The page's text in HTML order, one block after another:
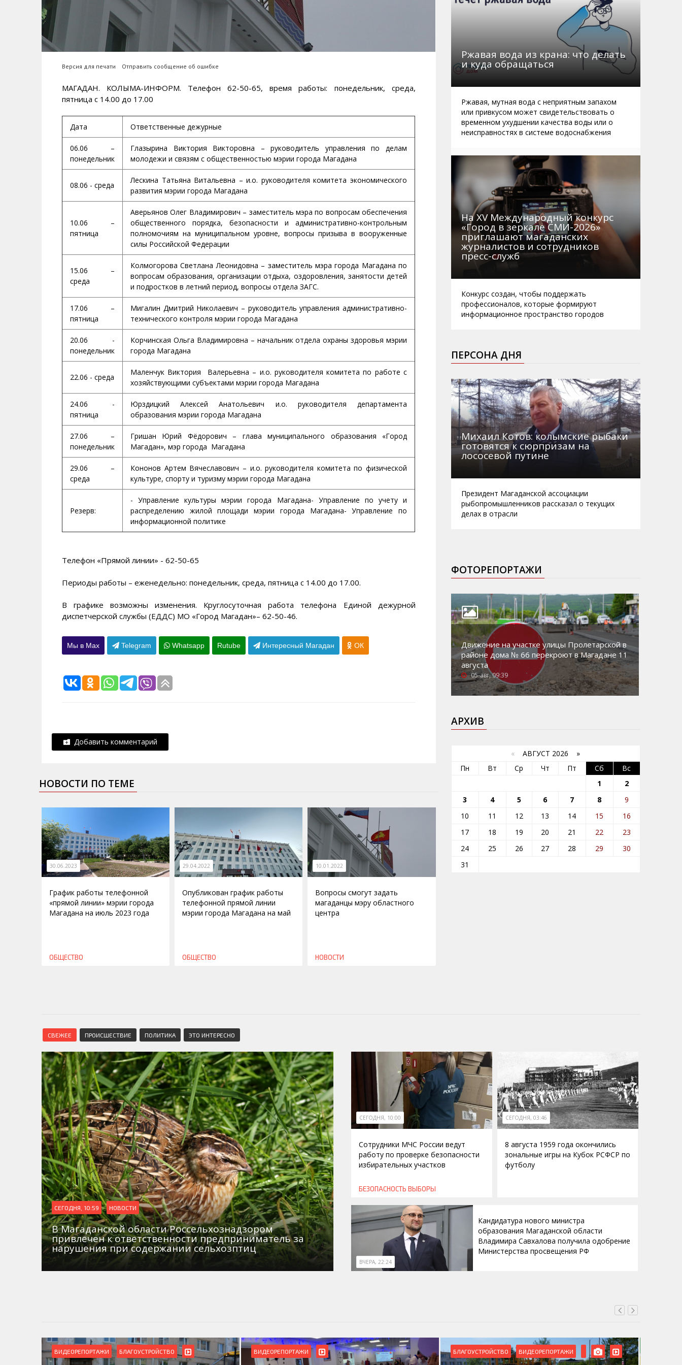
Версия для печати Отправить сообщение об ошибке
МАГАДАН. КОЛЫМА-ИНФОРМ. Телефон 62-50-65, время работы: понедельник, среда,
пятница с 14.00 до 17.00
Дата Ответственные дежурные
06.06 –
понедельник
Глазырина Виктория Викторовна – руководитель управления по делам
молодежи и связям с общественностью мэрии города Магадана
08.06 - среда
Лескина Татьяна Витальевна – и.о. руководителя комитета экономического
развития мэрии города Магадана
10.06 –
пятница
Аверьянов Олег Владимирович – заместитель мэра по вопросам обеспечения
общественного порядка, безопасности и административно-контрольным
полномочиям на муниципальном уровне, вопросы призыва в вооруженные
силы Российской Федерации
15.06 –
среда
Колмогорова Светлана Леонидовна – заместитель мэра города Магадана по
вопросам образования, организации отдыха, оздоровления, занятости детей
и подростков в летний период, вопросы отдела ЗАГС.
17.06 –
пятница
Мигалин Дмитрий Николаевич – руководитель управления административно-
технического контроля мэрии города Магадана
20.06 -
понедельник
Корчинская Ольга Владимировна – начальник отдела охраны здоровья мэрии
города Магадана
22.06 - среда
Маленчук Виктория Валерьевна – и.о. руководителя комитета по работе с
хозяйствующими субъектами мэрии города Магадана
24.06 -
пятница
Юрздицкий Алексей Анатольевич и.о. руководителя департамента
образования мэрии города Магадана
27.06 –
понедельник
Гришан Юрий Фёдорович – глава муниципального образования «Город
Магадан», мэр города Магадана
29.06 –
среда
Кононов Артем Вячеславович – и.о. руководителя комитета по физической
культуре, спорту и туризму мэрии города Магадана
Резерв:
- Управление культуры мэрии города Магадана- Управление по учету и
распределению жилой площади мэрии города Магадана- Управление по
информационной политике
Телефон «Прямой линии» - 62-50-65
Периоды работы – еженедельно: понедельник, среда, пятница с 14.00 до 17.00.
В графике возможны изменения. Круглосуточная работа телефона Единой дежурной
диспетчерской службы (ЕДДС) МО «Город Магадан»– 62-50-46.
Мы в Max Telegram Whatsapp Rutube Интересный Магадан ОК
Добавить комментарий
НОВОСТИ ПО ТЕМЕ
30.06.2023
График работы телефонной
«прямой линии» мэрии города
Магадана на июль 2023 года
ОБЩЕСТВО
29.04.2022
Опубликован график работы
телефонной прямой линии
мэрии города Магадана на май
ОБЩЕСТВО
10.01.2022
Вопросы смогут задать
магаданцы мэру областного
центра
НОВОСТИ
Ржавая вода из крана: что делать
и куда обращаться
Ржавая, мутная вода с неприятным запахом
или привкусом может свидетельствовать о
временном ухудшении качества воды или о
неисправностях в системе водоснабжения
На XV Международный конкурс
«Город в зеркале СМИ-2026»
приглашают магаданских
журналистов и сотрудников
пресс-служб
Конкурс создан, чтобы поддержать
профессионалов, которые формируют
информационное пространство городов
ПЕРСОНА ДНЯ
Михаил Котов: колымские рыбаки
готовятся к сюрпризам на
лососевой путине
Президент Магаданской ассоциации
рыбопромышленников рассказал о текущих
делах в отрасли
ФОТОРЕПОРТАЖИ
Движение на участке улицы Пролетарской в
районе дома № 66 перекроют в Магадане 11
августа
05-авг, 09:39
АРХИВ
« АВГУСТ 2026 »
Пн
Вт Ср Чт Пт Сб
Вс
1
2
3
4 5 6 7 8
9
10
11 12 13 14 15
16
17
18 19 20 21 22
23
24
25 26 27 28 29
30
31
СВЕЖЕЕ ПРОИСШЕСТВИЕ ПОЛИТИКА ЭТО ИНТЕРЕСНО
СЕГОДНЯ, 10:59 НОВОСТИ
В Магаданской области Россельхознадзором
привлечен к ответственности предприниматель за
нарушения при содержании сельхозптиц
СЕГОДНЯ, 10:00
Сотрудники МЧС России ведут
работу по проверке безопасности
избирательных участков
БЕЗОПАСНОСТЬ ВЫБОРЫ
СЕГОДНЯ, 03:46
8 августа 1959 года окончились
зональные игры на Кубок РСФСР по
футболу
ВЧЕРА, 22:24
Кандидатура нового министра
образования Магаданской области
Владимира Савхалова получила одобрение
Министерства просвещения РФ
ВИДЕОРЕПОРТАЖИ БЛАГОУСТРОЙСТВО ВИДЕОРЕПОРТАЖИ БЛАГОУСТРОЙСТВО ВИДЕОРЕПОРТАЖИ